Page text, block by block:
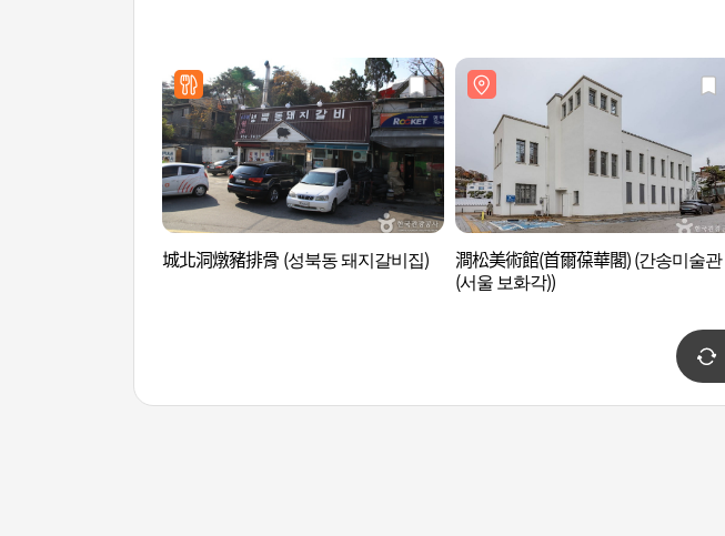
城北洞燉豬排骨 (성북동 돼지갈비집)
澗松美術館(首爾葆華閣) (간송미술관
(서울 보화각))